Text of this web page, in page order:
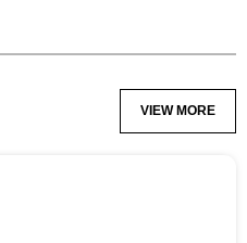
VIEW MORE